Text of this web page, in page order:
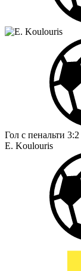
Гол с пенальти 3:2
E. Koulouris